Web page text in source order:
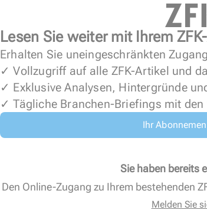
Lesen Sie weiter mit Ihrem
Erhalten Sie uneingeschränkten
✓ Vollzugriff auf alle ZFK-Artikel und
✓ Exklusive Analysen, Hintergründe
✓ Tägliche Branchen-Briefings mit
Ihr
Sie haben bereits
Den Online-Zugang zu Ihrem bestehenden
Melden Sie